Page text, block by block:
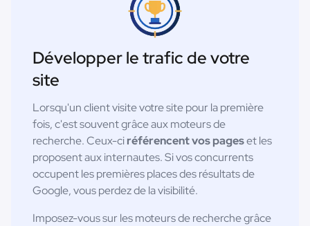
Développer le trafic de votre
site
Lorsqu'un client visite votre site pour la première
fois, c'est souvent grâce aux moteurs de
recherche. Ceux-ciréférencent vos pageset les
proposent aux internautes. Si vos concurrents
occupent les premières places des résultats de
Google, vous perdez de la visibilité.
Imposez-vous sur les moteurs de recherche grâce